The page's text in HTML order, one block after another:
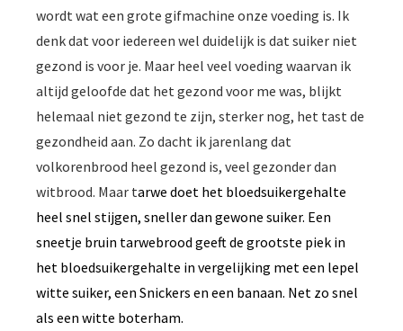
wordt wat een grote gifmachine onze voeding is. Ik
denk dat voor iedereen wel duidelijk is dat suiker niet
gezond is voor je. Maar heel veel voeding waarvan ik
altijd geloofde dat het gezond voor me was, blijkt
helemaal niet gezond te zijn, sterker nog, het tast de
gezondheid aan. Zo dacht ik jarenlang dat
volkorenbrood heel gezond is, veel gezonder dan
witbrood. Maar tarwe doet het bloedsuikergehalte
heel snel stijgen, sneller dan gewone suiker. Een
sneetje bruin tarwebrood geeft de grootste piek in
het bloedsuikergehalte in vergelijking met een lepel
witte suiker, een Snickers en een banaan. Net zo snel
als een witte boterham.